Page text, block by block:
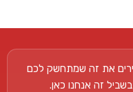
את זה שמתחשק לכם
זה אנחנו כאן.